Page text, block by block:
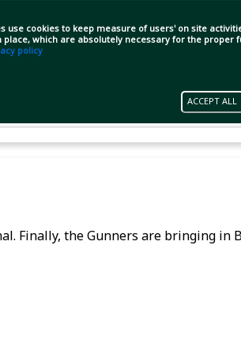
use cookies to keep measure of users' on site
place, which are absolutely necessary for the
policy
ACCEPT ALL
Finally, the Gunners are bringing in